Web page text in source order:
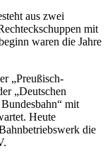
aus zwei
mit
waren die Jahre
„Preußisch-
„Deutschen
mit
Heute
die